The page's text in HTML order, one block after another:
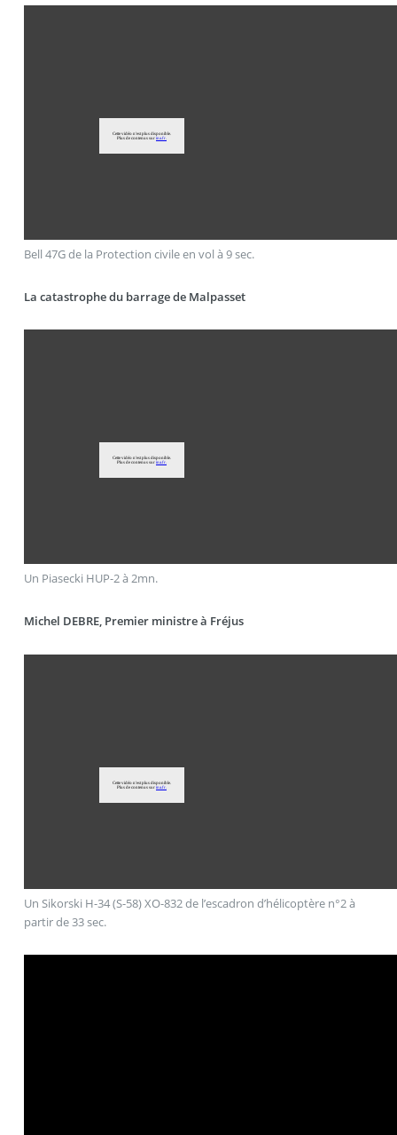
Bell 47G de la Protection civile en vol à 9 sec.
La catastrophe du barrage de Malpasset
Un Piasecki HUP-2 à 2mn.
Michel DEBRE, Premier ministre à Fréjus
Un Sikorski H-34 (S-58) XO-832 de l’escadron d’hélicoptère n°2 à
partir de 33 sec.